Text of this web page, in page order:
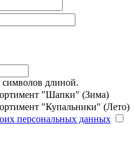
длиной.
"Шапки" (Зима)
"Купальники" (Лето)
персональных данных